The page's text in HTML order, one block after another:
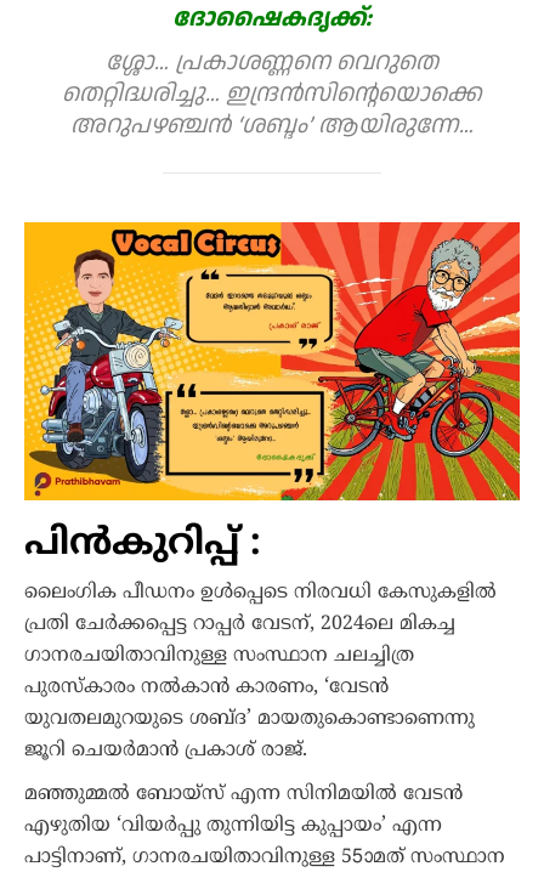
ദോഷൈകദൃക്ക്:
ശ്ശോ… പ്രകാശണ്ണനെ വെറുതെ
തെറ്റിദ്ധരിച്ചു… ഇന്ദ്രൻസിന്റെയൊക്കെ
അറുപഴഞ്ചൻ ‘ശബ്ദം’ ആയിരുന്നേ…
പിൻകുറിപ്പ് :
ലൈംഗിക പീഡനം ഉൾപ്പെടെ നിരവധി കേസുകളിൽ
പ്രതി ചേർക്കപ്പെട്ട റാപ്പർ വേടന്, 2024ലെ മികച്ച
ഗാനരചയിതാവിനുള്ള സംസ്ഥാന ചലച്ചിത്ര
പുരസ്കാരം നൽകാൻ കാരണം, ‘വേടൻ
യുവതലമുറയുടെ ശബ്ദ’ മായതുകൊണ്ടാണെന്നു
ജൂറി ചെയർമാൻ പ്രകാശ് രാജ്.
മഞ്ഞുമ്മൽ ബോയ്‌സ് എന്ന സിനിമയിൽ വേടൻ
എഴുതിയ ‘വിയർപ്പു തുന്നിയിട്ട കുപ്പായം’ എന്ന
പാട്ടിനാണ്, ഗാനരചയിതാവിനുള്ള 55ാമത് സംസ്ഥാന